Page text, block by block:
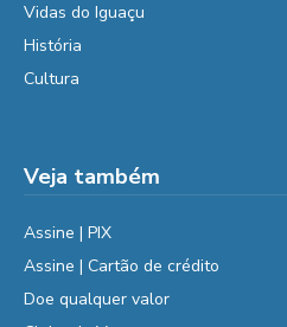
Vidas do Iguaçu
História
Cultura
Veja também
Assine | PIX
Assine | Cartão de crédito
Doe qualquer valor